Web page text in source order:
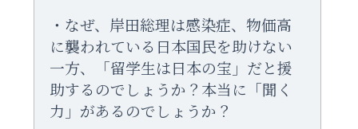
・なぜ、岸田総理は感染症、物価高
に襲われている日本国民を助けない
一方、「留学生は日本の宝」だと援
助するのでしょうか？本当に「聞く
力」があるのでしょうか？